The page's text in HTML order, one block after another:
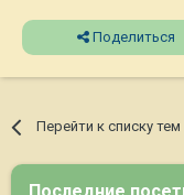
Поделиться
Перейти к списку тем